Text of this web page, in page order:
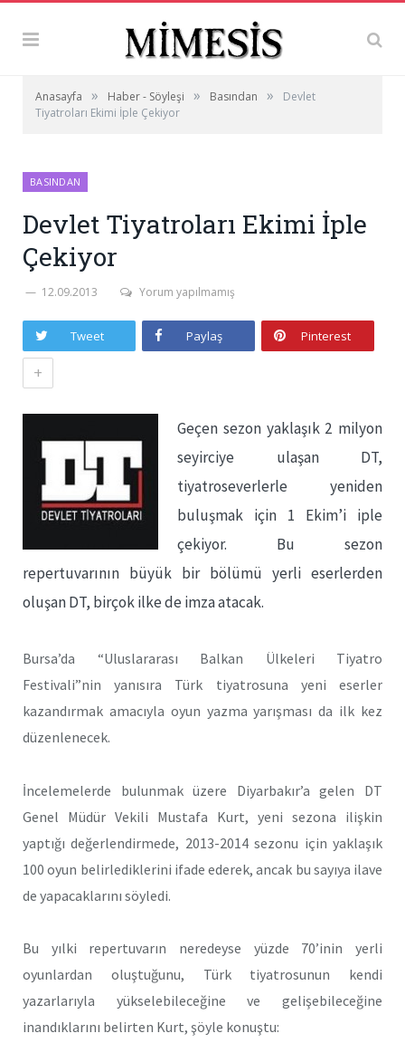
Anasayfa » Haber - Söyleşi » Basından »
Devlet
Tiyatroları Ekimi İple Çekiyor
BASINDAN
Devlet Tiyatroları Ekimi İple
Çekiyor
12.09.2013 Yorum yapılmamış
Tweet Paylaş Pinterest
+
Geçen sezon yaklaşık 2 milyon
seyirciye ulaşan DT,
tiyatroseverlerle yeniden
buluşmak için 1 Ekim’i iple
çekiyor. Bu sezon
repertuvarının büyük bir bölümü yerli eserlerden
oluşan DT, birçok ilke de imza atacak.
Bursa’da “Uluslararası Balkan Ülkeleri Tiyatro
Festivali”nin yanısıra Türk tiyatrosuna yeni eserler
kazandırmak amacıyla oyun yazma yarışması da ilk kez
düzenlenecek.
İncelemelerde bulunmak üzere Diyarbakır’a gelen DT
Genel Müdür Vekili Mustafa Kurt, yeni sezona ilişkin
yaptığı değerlendirmede, 2013-2014 sezonu için yaklaşık
100 oyun belirlediklerini ifade ederek, ancak bu sayıya ilave
de yapacaklarını söyledi.
Bu yılki repertuvarın neredeyse yüzde 70’inin yerli
oyunlardan oluştuğunu, Türk tiyatrosunun kendi
yazarlarıyla yükselebileceğine ve gelişebileceğine
inandıklarını belirten Kurt, şöyle konuştu: